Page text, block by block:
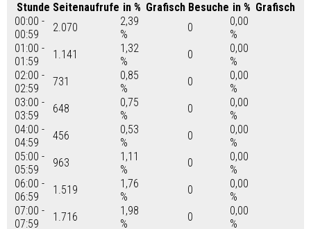
Stunde Seitenaufrufe in % Grafisch Besuche in % Grafisch
00:00 -
00:59
2.070
2,39
%
0
0,00
%
01:00 -
01:59
1.141
1,32
%
0
0,00
%
02:00 -
02:59
731
0,85
%
0
0,00
%
03:00 -
03:59
648
0,75
%
0
0,00
%
04:00 -
04:59
456
0,53
%
0
0,00
%
05:00 -
05:59
963
1,11
%
0
0,00
%
06:00 -
06:59
1.519
1,76
%
0
0,00
%
07:00 -
07:59
1.716
1,98
%
0
0,00
%